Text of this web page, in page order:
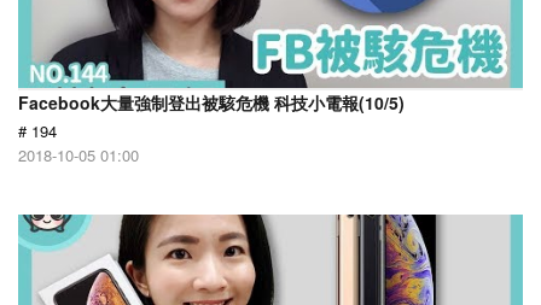
Facebook大量強制登出被駭危機 科技小電報(10/5)
# 194
2018-10-05 01:00